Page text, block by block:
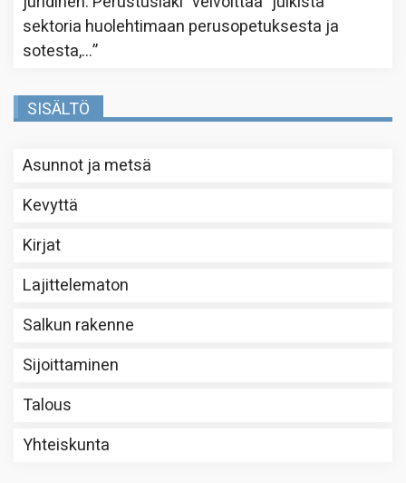
sektoria huolehtimaan perusopetuksesta ja
sotesta,…”
SISÄLTÖ
Asunnot ja metsä
Kevyttä
Kirjat
Lajittelematon
Salkun rakenne
Sijoittaminen
Talous
Yhteiskunta